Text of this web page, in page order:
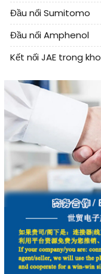
Đầu nối Sumitomo
Đầu nối Amphenol
Kết nối JAE trong kho